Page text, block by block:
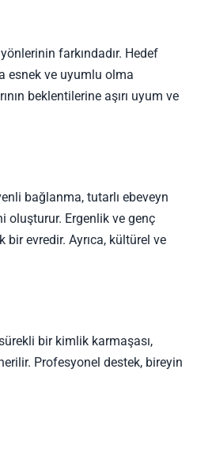
farkındadır. Hedef
esnek ve uyumlu olma
beklentilerine aşırı uyum ve
bağlanma, tutarlı ebeveyn
oluşturur. Ergenlik ve genç
evredir. Ayrıca, kültürel ve
bir kimlik karmaşası,
Profesyonel destek, bireyin